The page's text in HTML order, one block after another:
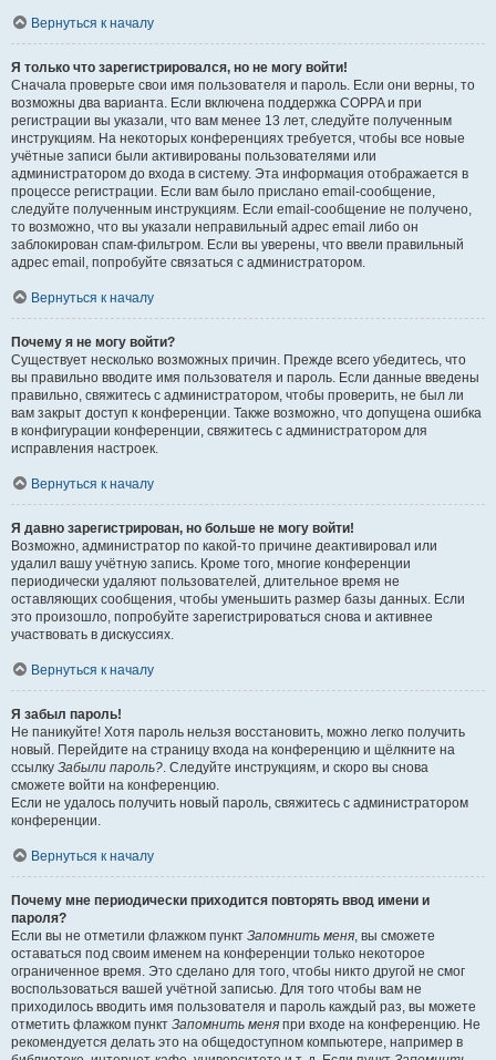
Вернуться к началу
Я только что зарегистрировался, но не могу войти!
Сначала проверьте свои имя пользователя и пароль. Если они верны, то
возможны два варианта. Если включена поддержка COPPA и при
регистрации вы указали, что вам менее 13 лет, следуйте полученным
инструкциям. На некоторых конференциях требуется, чтобы все новые
учётные записи были активированы пользователями или
администратором до входа в систему. Эта информация отображается в
процессе регистрации. Если вам было прислано email-сообщение,
следуйте полученным инструкциям. Если email-сообщение не получено,
то возможно, что вы указали неправильный адрес email либо он
заблокирован спам-фильтром. Если вы уверены, что ввели правильный
адрес email, попробуйте связаться с администратором.
Вернуться к началу
Почему я не могу войти?
Существует несколько возможных причин. Прежде всего убедитесь, что
вы правильно вводите имя пользователя и пароль. Если данные введены
правильно, свяжитесь с администратором, чтобы проверить, не был ли
вам закрыт доступ к конференции. Также возможно, что допущена ошибка
в конфигурации конференции, свяжитесь с администратором для
исправления настроек.
Вернуться к началу
Я давно зарегистрирован, но больше не могу войти!
Возможно, администратор по какой-то причине деактивировал или
удалил вашу учётную запись. Кроме того, многие конференции
периодически удаляют пользователей, длительное время не
оставляющих сообщения, чтобы уменьшить размер базы данных. Если
это произошло, попробуйте зарегистрироваться снова и активнее
участвовать в дискуссиях.
Вернуться к началу
Я забыл пароль!
Не паникуйте! Хотя пароль нельзя восстановить, можно легко получить
новый. Перейдите на страницу входа на конференцию и щёлкните на
ссылку Забыли пароль?. Следуйте инструкциям, и скоро вы снова
сможете войти на конференцию.
Если не удалось получить новый пароль, свяжитесь с администратором
конференции.
Вернуться к началу
Почему мне периодически приходится повторять ввод имени и
пароля?
Если вы не отметили флажком пункт Запомнить меня, вы сможете
оставаться под своим именем на конференции только некоторое
ограниченное время. Это сделано для того, чтобы никто другой не смог
воспользоваться вашей учётной записью. Для того чтобы вам не
приходилось вводить имя пользователя и пароль каждый раз, вы можете
отметить флажком пункт Запомнить меня при входе на конференцию. Не
рекомендуется делать это на общедоступном компьютере, например в